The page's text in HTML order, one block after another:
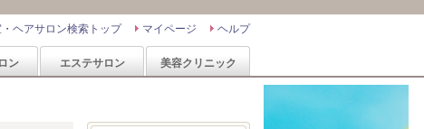
ヘルプ
マイページ
ヘアサロン検索トップ
ン エステサロン 美容クリニック